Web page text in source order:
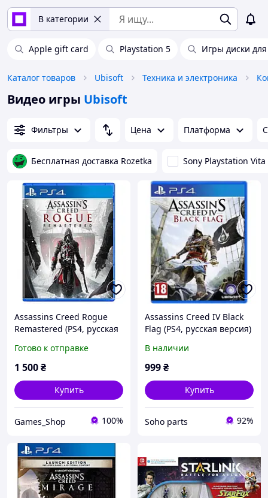
В категории
Apple gift card Playstation 5 Игры диски для
Каталог товаров Ubisoft Техника и электроника
Видео игры Ubisoft
Фильтры Цена Платформа
Бесплатная доставка Rozetka Sony Playstation Vita
Assassins Creed Rogue
Remastered (PS4, русская
Готово к отправке
1 500₴
Купить
Games_Shop 100%
Assassins Creed IV Black
Flag (PS4, русская версия)
В наличии
999₴
Купить
Soho parts 92%